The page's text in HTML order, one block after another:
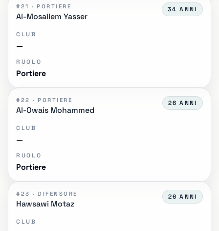
#21 · PORTIERE
Al-Mosailem Yasser
34 ANNI
CLUB
—
RUOLO
Portiere
#22 · PORTIERE
Al-Owais Mohammed
26 ANNI
CLUB
—
RUOLO
Portiere
#23 · DIFENSORE
Hawsawi Motaz
26 ANNI
CLUB